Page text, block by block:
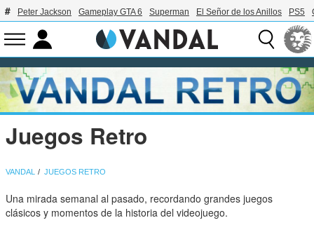
Peter Jackson Gameplay GTA 6 Superman El Señor de los Anillos PS5
Juegos Retro
VANDAL JUEGOS RETRO
Una mirada semanal al pasado, recordando grandes juegos
clásicos y momentos de la historia del videojuego.